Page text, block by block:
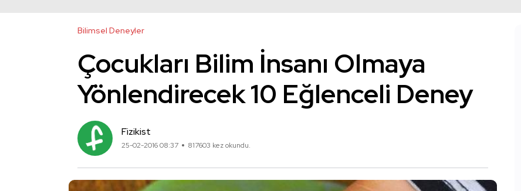
Bilimsel Deneyler
Çocukları Bilim İnsanı Olmaya
Yönlendirecek 10 Eğlenceli Deney
Fizikist
25-02-2016 08:37 817603 kez okundu.